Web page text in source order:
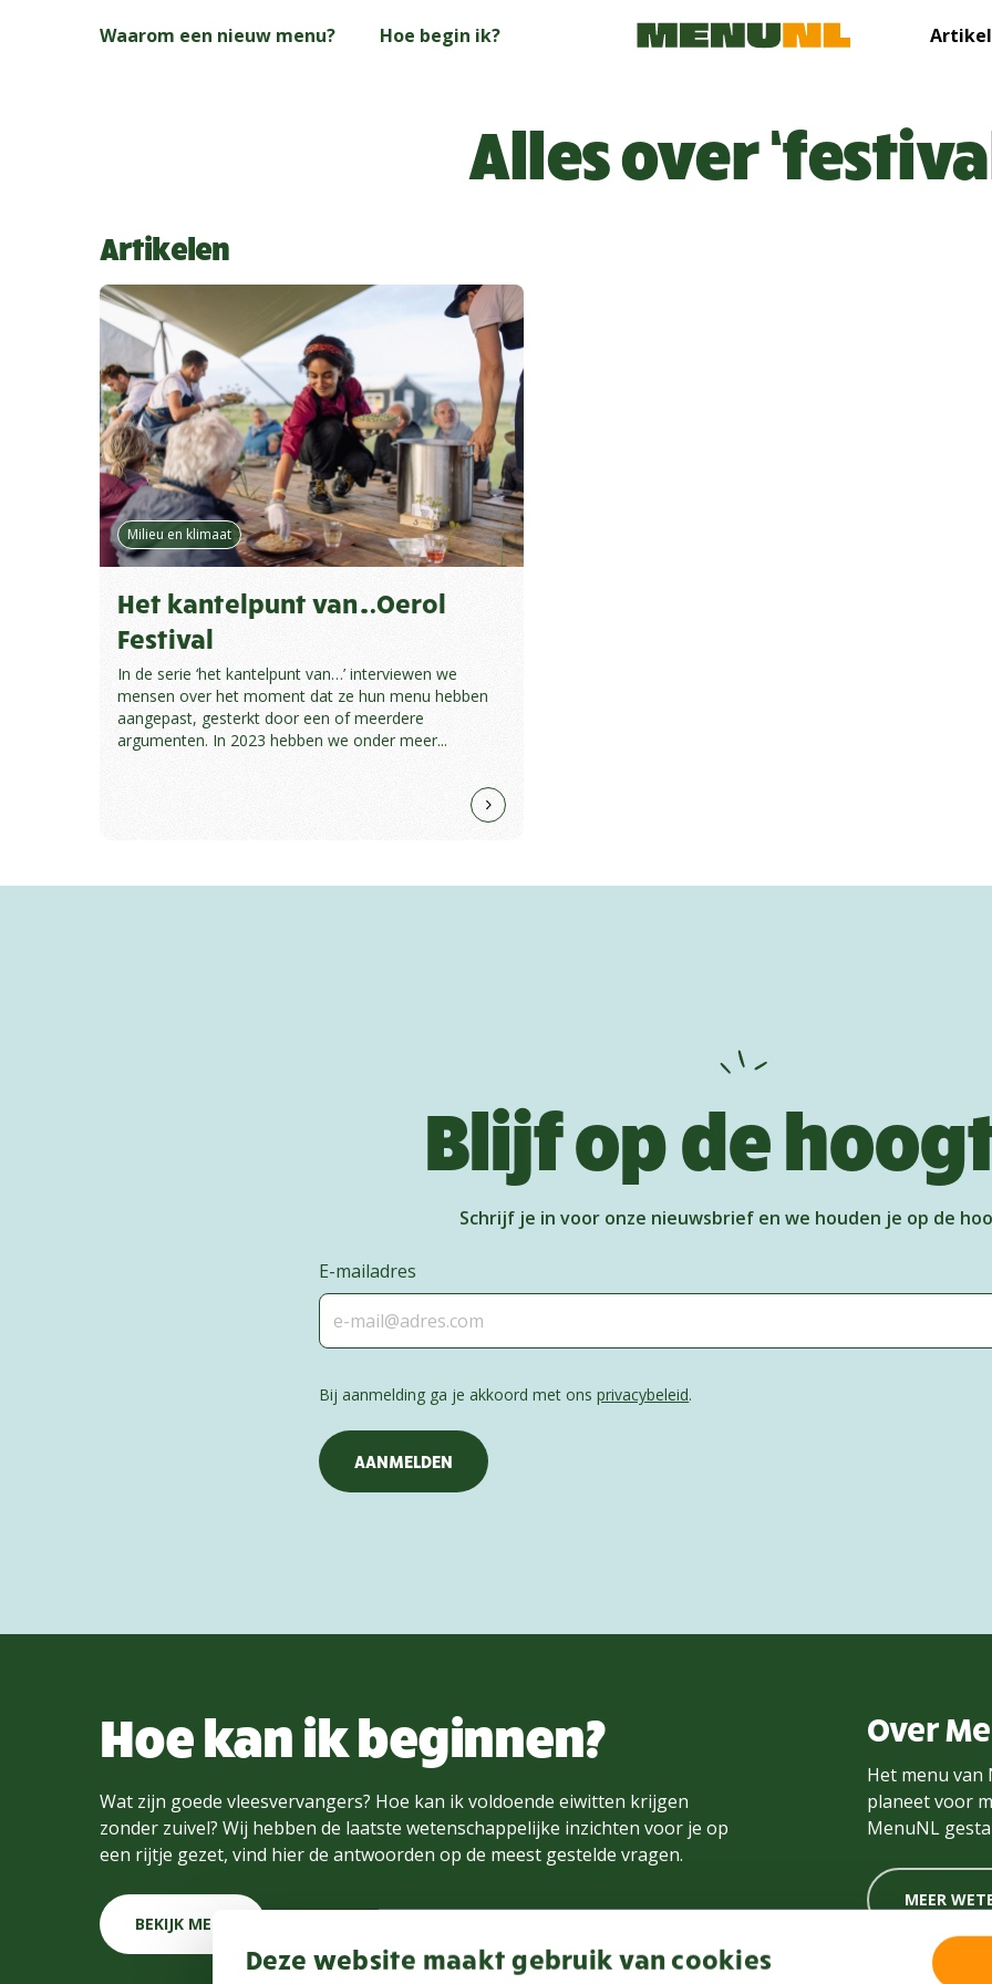
Deze website maakt gebruik van cookies
Waarom een nieuw menu? Hoe begin ik?
Alles over
Artikelen
Milieu en klimaat
Het kantelpunt van…Oerol
Festival
In de serie ‘het kantelpunt van…’ interviewen we
mensen over het moment dat ze hun menu hebben
aangepast, gesterkt door een of meerdere
argumenten. In 2023 hebben we onder meer...
Blijf op de
Schrijf je in voor onze nieuwsbrief en we houden je op de
E-mailadres
Bij aanmelding ga je akkoord met onsprivacybeleid.
Hoe kan ik beginnen?
Wat zijn goede vleesvervangers? Hoe kan ik voldoende eiwitten krijgen
zonder zuivel? Wij hebben de laatste wetenschappelijke inzichten voor je op
een rijtje gezet, vind hier de antwoorden op de meest gestelde vragen.
BEKIJK MEER
Over
Het menu van
planeet voor
MenuNL
MEER